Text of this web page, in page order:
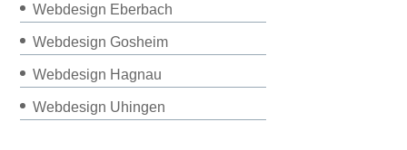
Webdesign Eberbach
Webdesign Gosheim
Webdesign Hagnau
Webdesign Uhingen